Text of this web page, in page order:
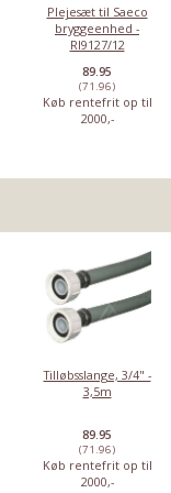
Plejesæt til Saeco
bryggeenhed -
RI9127/12
89.95
(71.96)
Køb rentefrit op til
2000,-
Tilløbsslange, 3/4" -
3,5m
89.95
(71.96)
Køb rentefrit op til
2000,-